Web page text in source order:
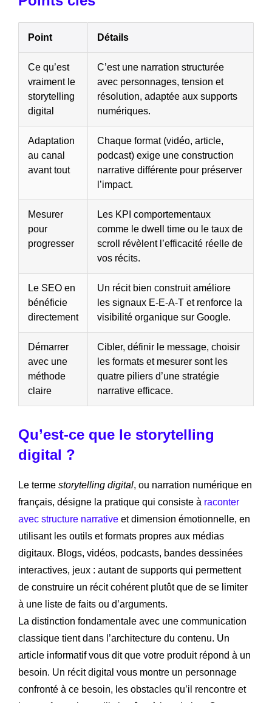
Point Détails
Ce qu’est
vraiment le
storytelling
digital
C’est une narration structurée
avec personnages, tension et
résolution, adaptée aux supports
numériques.
Adaptation
au canal
avant tout
Chaque format (vidéo, article,
podcast) exige une construction
narrative différente pour préserver
l’impact.
Mesurer
pour
progresser
Les KPI comportementaux
comme le dwell time ou le taux de
scroll révèlent l’efficacité réelle de
vos récits.
Le SEO en
bénéficie
directement
Un récit bien construit améliore
les signaux E-E-A-T et renforce la
visibilité organique sur Google.
Démarrer
avec une
méthode
claire
Cibler, définir le message, choisir
les formats et mesurer sont les
quatre piliers d’une stratégie
narrative efficace.
Qu’est-ce que le storytelling
digital ?
Le terme storytelling digital, ou narration numérique en
français, désigne la pratique qui consiste à raconter
avec structure narrative et dimension émotionnelle, en
utilisant les outils et formats propres aux médias
digitaux. Blogs, vidéos, podcasts, bandes dessinées
interactives, jeux : autant de supports qui permettent
de construire un récit cohérent plutôt que de se limiter
à une liste de faits ou d’arguments.
La distinction fondamentale avec une communication
classique tient dans l’architecture du contenu. Un
article informatif vous dit que votre produit répond à un
besoin. Un récit digital vous montre un personnage
confronté à ce besoin, les obstacles qu’il rencontre et